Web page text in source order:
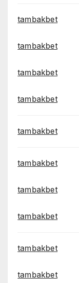
tambakbet
tambakbet
tambakbet
tambakbet
tambakbet
tambakbet
tambakbet
tambakbet
tambakbet
tambakbet